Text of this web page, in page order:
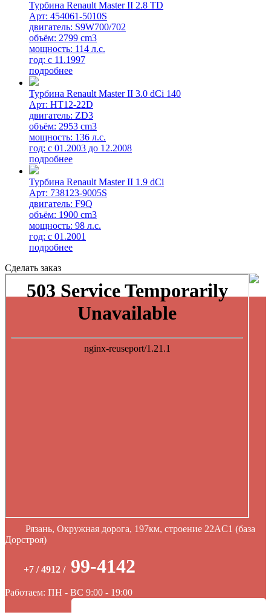
Турбина Renault Master II 2.8 TD
Арт: 454061-5010S
двигатель: S9W700/702
объём: 2799 cm3
мощность: 114 л.с.
год: с 11.1997
подробнее
Турбина Renault Master II 3.0 dCi 140
Арт: HT12-22D
двигатель: ZD3
объём: 2953 cm3
мощность: 136 л.с.
год: с 01.2003 до 12.2008
подробнее
Турбина Renault Master II 1.9 dCi
Арт: 738123-9005S
двигатель: F9Q
объём: 1900 cm3
мощность: 98 л.с.
год: с 01.2001
подробнее
Сделать заказ
Рязань, Окружная дорога, 197км, строение 22АC1 (база
Дорстроя)
+7 / 4912 / 99-4142
Работаем: ПН - ВС 9:00 - 19:00